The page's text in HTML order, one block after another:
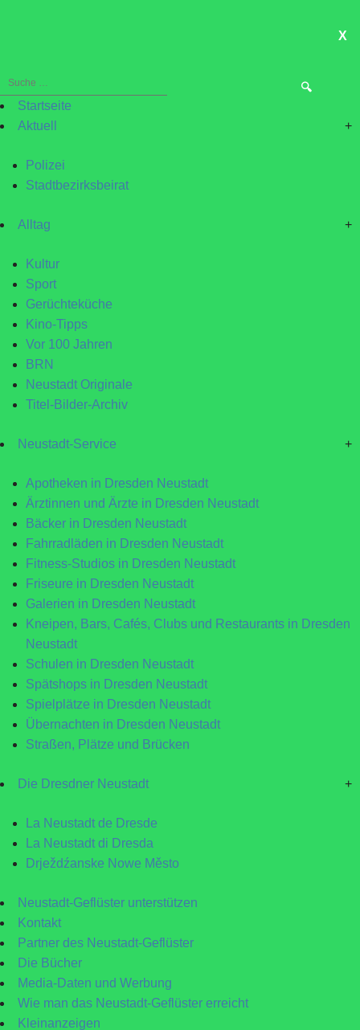
X
Suche
nach:Startseite
Aktuell
+
Polizei
Stadtbezirksbeirat
Alltag +
Kultur
Sport
Gerüchteküche
Kino-Tipps
Vor 100 Jahren
BRN
Neustadt Originale
Titel-Bilder-Archiv
Neustadt-Service +
Apotheken in Dresden Neustadt
Ärztinnen und Ärzte in Dresden Neustadt
Bäcker in Dresden Neustadt
Fahrradläden in Dresden Neustadt
Fitness-Studios in Dresden Neustadt
Friseure in Dresden Neustadt
Galerien in Dresden Neustadt
Kneipen, Bars, Cafés, Clubs und Restaurants in Dresden
Neustadt
Schulen in Dresden Neustadt
Spätshops in Dresden Neustadt
Spielplätze in Dresden Neustadt
Übernachten in Dresden Neustadt
Straßen, Plätze und Brücken
Die Dresdner Neustadt +
La Neustadt de Dresde
La Neustadt di Dresda
Drježdźanske Nowe Město
Neustadt-Geflüster unterstützen
Kontakt
Partner des Neustadt-Geflüster
Die Bücher
Media-Daten und Werbung
Wie man das Neustadt-Geflüster erreicht
Kleinanzeigen